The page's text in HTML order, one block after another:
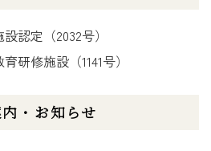
認定（2032号）
研修施設（1141号）
・お知らせ